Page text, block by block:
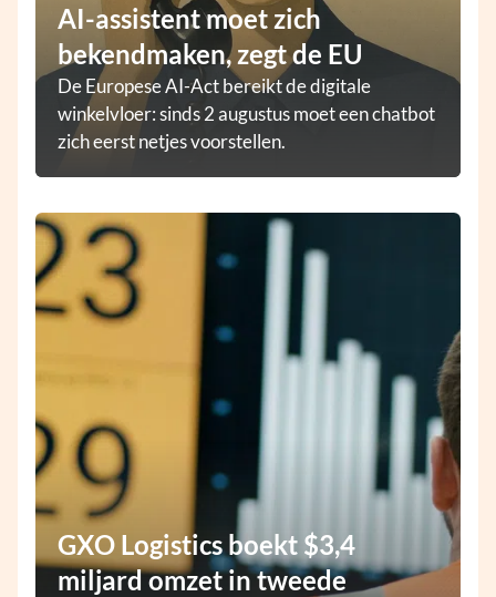
AI-assistent moet zich
bekendmaken, zegt de EU
De Europese AI-Act bereikt de digitale
winkelvloer: sinds 2 augustus moet een chatbot
zich eerst netjes voorstellen.
GXO Logistics boekt $3,4
miljard omzet in tweede